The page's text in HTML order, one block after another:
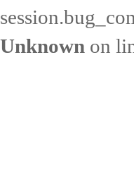
Unknown on